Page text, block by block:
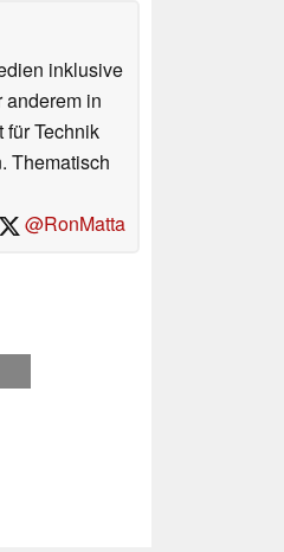
inklusive
in
Technik
Thematisch
@RonMatta